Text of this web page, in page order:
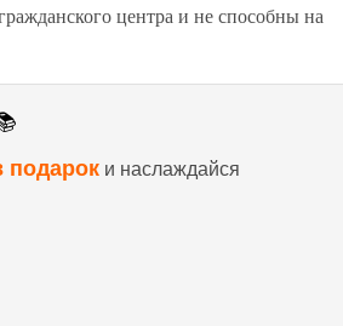
центра и не способны на
подарок и наслаждайся